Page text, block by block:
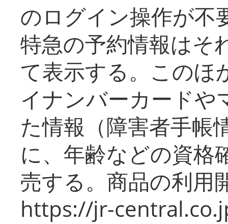
のログイン操作が不
特急の予約情報はそ
て表示する。このほ
イナンバーカードや
た情報（障害者手帳
に、年齢などの資格
売する。商品の利用
https://jr-